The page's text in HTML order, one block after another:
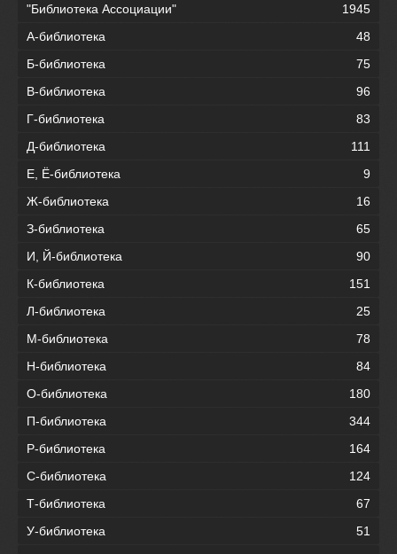
"Библиотека Ассоциации"
1945
А-библиотека
48
Б-библиотека
75
В-библиотека
96
Г-библиотека
83
Д-библиотека
111
Е, Ё-библиотека
9
Ж-библиотека
16
З-библиотека
65
И, Й-библиотека
90
К-библиотека
151
Л-библиотека
25
М-библиотека
78
Н-библиотека
84
О-библиотека
180
П-библиотека
344
Р-библиотека
164
С-библиотека
124
Т-библиотека
67
У-библиотека
51